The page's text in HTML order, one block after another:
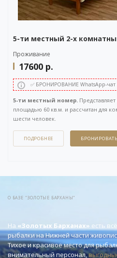
5-ти местный 2-х
Проживание
17600 р.
✅ БРОНИРОВАНИЕ WhatsApp-чат
5-ти местный номер.
площадью 60 кв.м. и рассчитан для
шести человек.
В первой комнате две кровати
диван-кровать. Боковой вид на Волгу.
через бесплатныйWhatsApp-чатв
ПОДРОБНЕЕ БРОНИРОВАТЬ
О БАЗЕ "ЗОЛОТЫЕ БАРХАНЫ"
На «Золотых Барханах» есть
рыбалки на Нижней части
Тихое и красивое место для
внимательный персонал,